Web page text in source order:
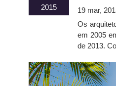
2015
19 mar,
Os
em 2005
de 2013.